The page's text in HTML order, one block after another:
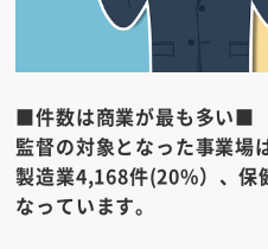
■件数は商業が最も多い■
監督の対象となった事業場
製造業4,168件(20%）、
なっています。